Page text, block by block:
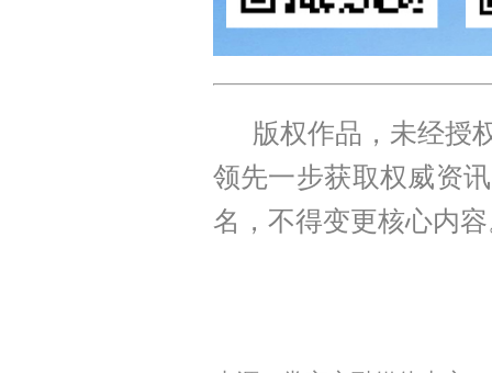
版权作品，未经授
领先一步获取权威资
名，不得变更核心内